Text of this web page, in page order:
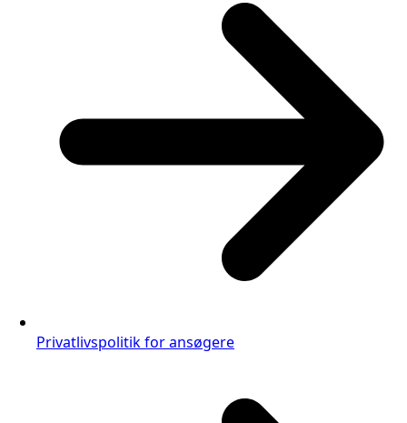
Privatlivspolitik for ansøgere